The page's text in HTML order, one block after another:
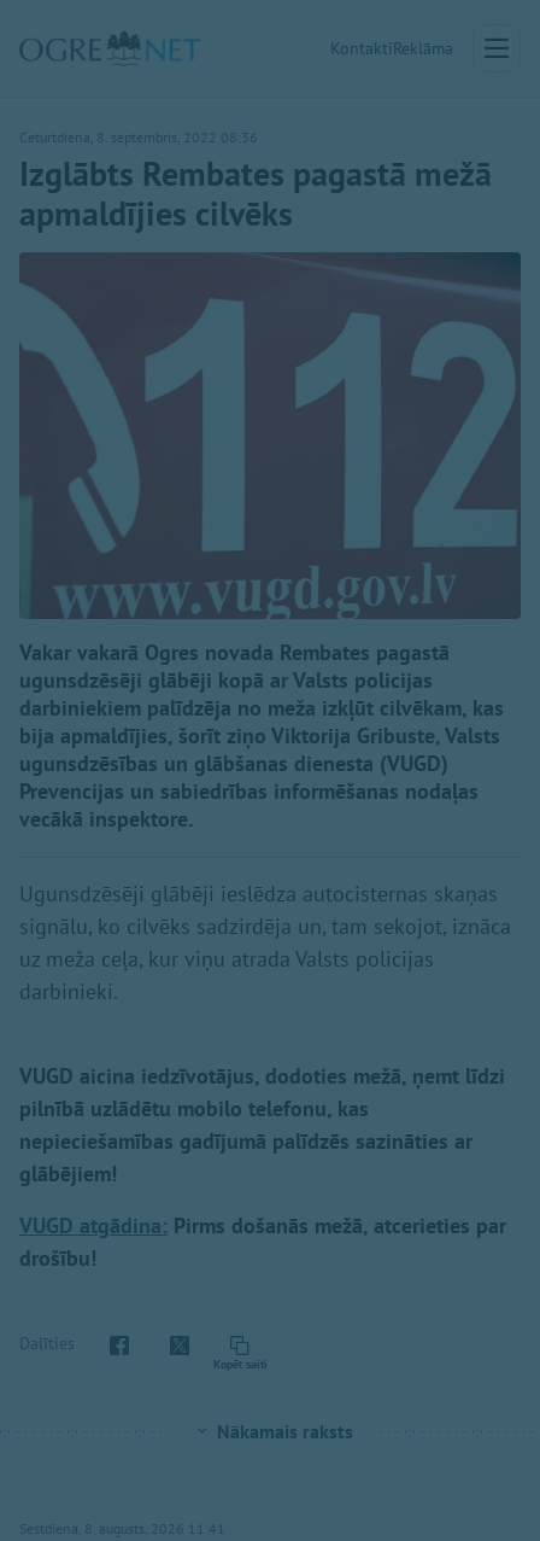
KontaktiReklāma
Ceturtdiena, 8. septembris, 2022 08:36
Izglābts Rembates pagastā mežā
apmaldījies cilvēks
Vakar vakarā Ogres novada Rembates pagastā
ugunsdzēsēji glābēji kopā ar Valsts policijas
darbiniekiem palīdzēja no meža izkļūt cilvēkam, kas
bija apmaldījies, šorīt ziņo Viktorija Gribuste, Valsts
ugunsdzēsības un glābšanas dienesta (VUGD)
Prevencijas un sabiedrības informēšanas nodaļas
vecākā inspektore.
Ugunsdzēsēji glābēji ieslēdza autocisternas skaņas
signālu, ko cilvēks sadzirdēja un, tam sekojot, iznāca
uz meža ceļa, kur viņu atrada Valsts policijas
darbinieki.
VUGD aicina iedzīvotājus, dodoties mežā, ņemt līdzi
pilnībā uzlādētu mobilo telefonu, kas
nepieciešamības gadījumā palīdzēs sazināties ar
glābējiem!
VUGD atgādina: Pirms došanās mežā, atcerieties par
drošību!
Dalīties
Kopēt saiti
Nākamais raksts
Sestdiena, 8. augusts, 2026 11:41